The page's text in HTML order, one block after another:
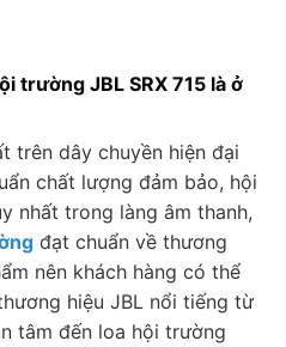
trường JBL SRX 715 là ở
trên dây chuyền hiện đại
chất lượng đảm bảo, hội
nhất trong làng âm thanh,
đạt chuẩn về thương
nên khách hàng có thể
hiệu JBL nổi tiếng từ
tâm đến loa hội trường